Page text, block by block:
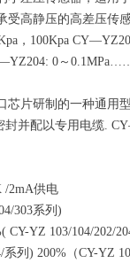
高静压的高差压传
，100Kpa
0～
片研制的一种通用
并配以专用电缆.
/2mA供电
303系列)
CY-YZ 103/104/202/
列) 200%（CY-YZ